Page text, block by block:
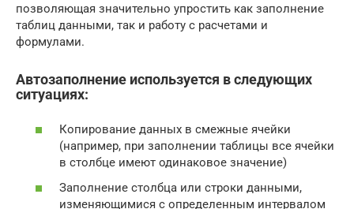
позволяющая значительно упростить как заполнение
таблиц данными, так и работу с расчетами и
формулами.
Автозаполнение используется в следующих
ситуациях:
Копирование данных в смежные ячейки
(например, при заполнении таблицы все ячейки
в столбце имеют одинаковое значение)
Заполнение столбца или строки данными,
изменяющимися с определенным интервалом